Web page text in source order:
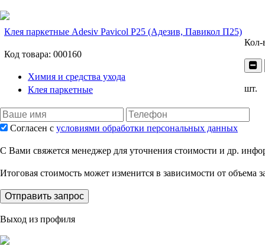
Клея паркетные Adesiv Pavicol P25 (Адезив, Павикол П25)
Код товара: 000160
Химия и средства ухода
Клея паркетные
Кол-
шт.
Согласен с условиями обработки персональных данных
C Вами свяжется менеджер для уточнения стоимости и др.
Итоговая стоимость может изменится в зависимости от объема
Отправить запрос
Выход из профиля